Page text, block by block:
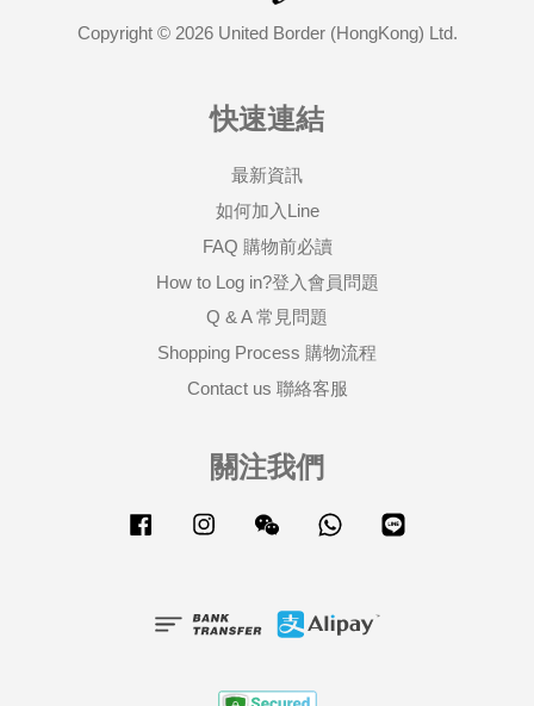
Copyright © 2026 United Border (HongKong) Ltd.
快速連結
最新資訊
如何加入Line
FAQ 購物前必讀
How to Log in?登入會員問題
Q & A 常見問題
Shopping Process 購物流程
Contact us 聯絡客服
關注我們
Facebook Instagram Wechat Whatsapp